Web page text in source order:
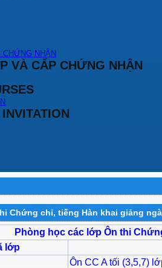
NHẬN
VÀ CẤP CHỨNG NHẬN
Chứng chỉ, tiếng Hàn khai giảng
Phòng học các lớp Ôn thi
lớp
Ôn CC A tối (3,5,7)